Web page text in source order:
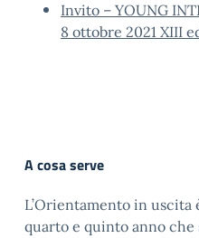
Invito – YOUNG
8 ottobre 2021 XIII
A cosa serve
L’Orientamento in
quarto e quinto anno che